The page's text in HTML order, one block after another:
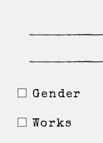
Gender
Works